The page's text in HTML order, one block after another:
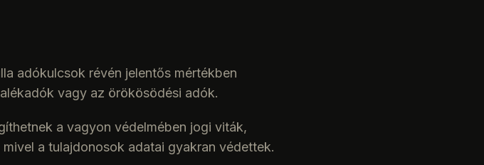
adókulcsok révén jelentős mértékben
vagy az örökösödési adók.
a vagyon védelmében jogi viták,
a tulajdonosok adatai gyakran védettek.